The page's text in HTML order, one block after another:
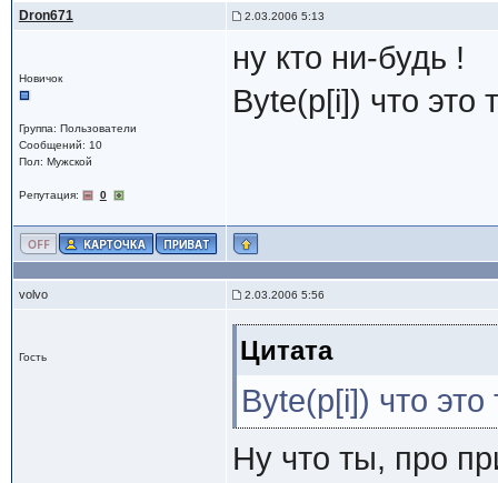
Dron671 2.03.2006 5:13
Новичок
Группа: Пользователи
Сообщений: 10
Пол: Мужской
Репутация: 0
ну кто ни-будь !
Byte(p[i]) что это
volvo 2.03.2006 5:56
Гость Цитата
Byte(p[i]) что это
Ну что ты, про